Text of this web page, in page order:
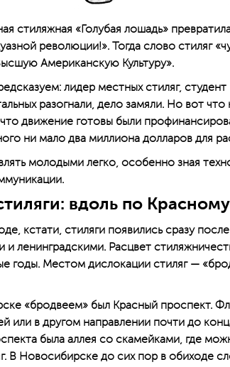
стиляжная «Голубая лошадь»
революции!». Тогда слово стиляг
Американскую Культуру».
лидер местных стиляг,
разогнали, дело замяли. Но вот
движение готовы были
ни мало два миллиона долларов для
молодыми легко, особенно зная
вдоль по Красному
кстати, стиляги появились сразу
и ленинградскими. Расцвет
годы. Местом дислокации стиляг —
«бродвеем» был Красный проспект.
или в другом направлении почти до
была аллея со скамейками, где
В Новосибирске до сих пор в обиходе